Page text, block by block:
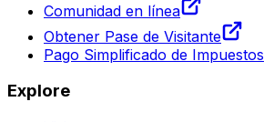
Comunidad en línea
Obtener Pase de Visitante
Pago Simplificado de Impuestos
Explore